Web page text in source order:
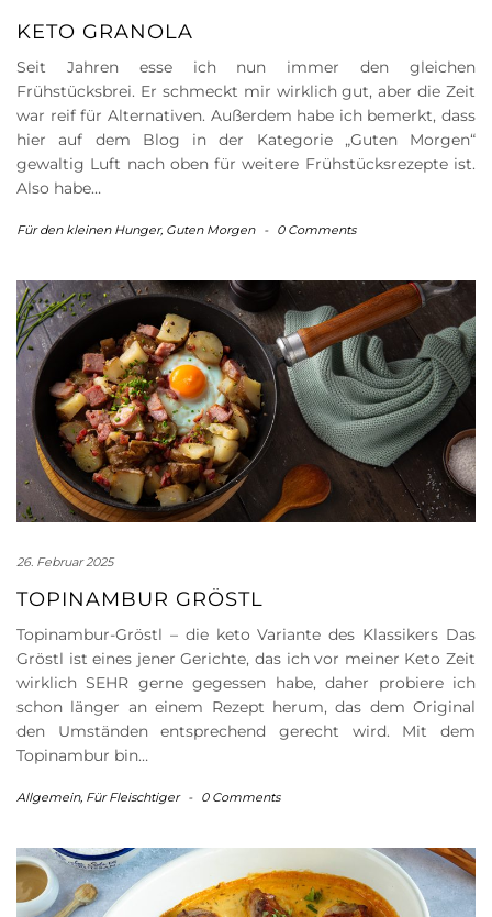
KETO GRANOLA
Seit Jahren esse ich nun immer den gleichen
Frühstücksbrei. Er schmeckt mir wirklich gut, aber die Zeit
war reif für Alternativen. Außerdem habe ich bemerkt, dass
hier auf dem Blog in der Kategorie „Guten Morgen“
gewaltig Luft nach oben für weitere Frühstücksrezepte ist.
Also habe…
Für den kleinen Hunger, Guten Morgen - 0 Comments
26. Februar 2025
TOPINAMBUR GRÖSTL
Topinambur-Gröstl – die keto Variante des Klassikers Das
Gröstl ist eines jener Gerichte, das ich vor meiner Keto Zeit
wirklich SEHR gerne gegessen habe, daher probiere ich
schon länger an einem Rezept herum, das dem Original
den Umständen entsprechend gerecht wird. Mit dem
Topinambur bin…
Allgemein, Für Fleischtiger - 0 Comments